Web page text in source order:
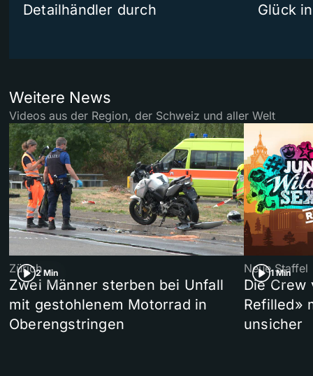
Detailhändler durch
Glück
Weitere News
Videos aus der Region, der Schweiz und aller Welt
2 Min
Zürich
Zwei Männer sterben bei Unfall
mit gestohlenem Motorrad in
Oberengstringen
1 Min
Neue Staffel
Die Crew
Refilled»
unsicher